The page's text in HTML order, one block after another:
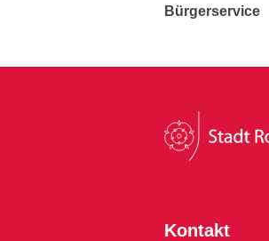
Bürgerservice
Kontakt